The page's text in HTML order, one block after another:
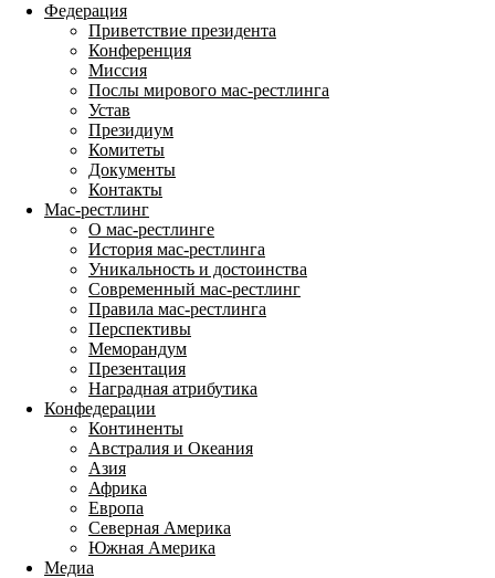
Федерация
Приветствие президента
Конференция
Миссия
Послы мирового мас-рестлинга
Устав
Президиум
Комитеты
Документы
Контакты
Мас-рестлинг
О мас-рестлинге
История мас-рестлинга
Уникальность и достоинства
Современный мас-рестлинг
Правила мас-рестлинга
Перспективы
Меморандум
Презентация
Наградная атрибутика
Конфедерации
Континенты
Австралия и Океания
Азия
Африка
Европа
Северная Америка
Южная Америка
Медиа